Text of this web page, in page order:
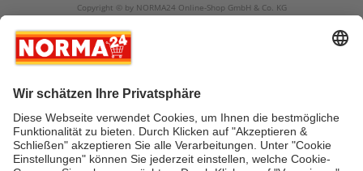
Copyright © by NORMA24 Online-Shop GmbH & Co. KG